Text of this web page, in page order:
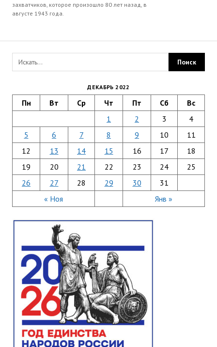
захватчиков, которое произошло 80 лет назад, в
августе 1943 года.
ДЕКАБРЬ 2022
Пн Вт Ср Чт Пт Сб Вс
« Ноя Янв »
1 2 3
4
5
6 7 8 9 10
11
12
13 14 15 16 17
18
19
20 21 22 23 24
25
26
27 28 29 30 31